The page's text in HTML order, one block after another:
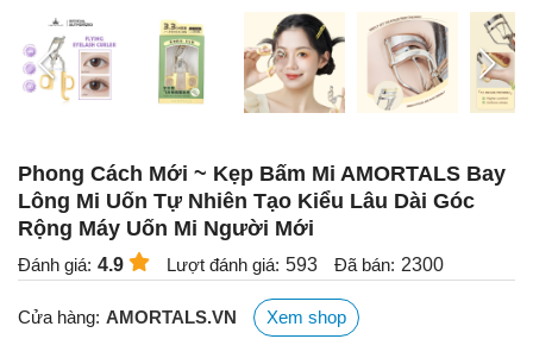
Phong Cách Mới ~ Kẹp Bấm Mi AMORTALS Bay
Lông Mi Uốn Tự Nhiên Tạo Kiểu Lâu Dài Góc
Rộng Máy Uốn Mi Người Mới
Đánh giá: 4.9 Lượt đánh giá: 593 Đã bán: 2300
Cửa hàng: AMORTALS.VN
Xem shop